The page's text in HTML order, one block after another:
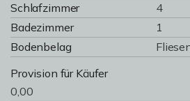
Schlafzimmer
4
Badezimmer
1
Bodenbelag
Provision für Käufer
0,00